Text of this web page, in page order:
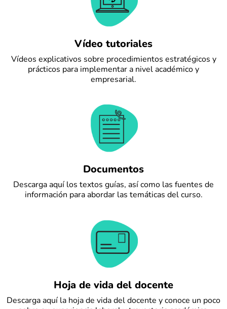
Vídeo tutoriales
Vídeos explicativos sobre procedimientos estratégicos y
prácticos para implementar a nivel académico y
empresarial.
Documentos
Descarga aquí los textos guías, así como las fuentes de
información para abordar las temáticas del curso.
Hoja de vida del docente
Descarga aquí la hoja de vida del docente y conoce un poco